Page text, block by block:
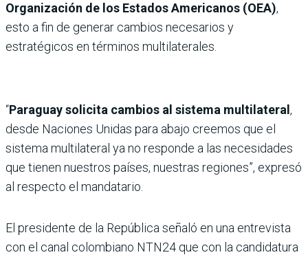
Organización de los Estados Americanos (OEA),
esto a fin de generar cambios necesarios y
estratégicos en términos multilaterales.
“Paraguay solicita cambios al sistema multilateral ,
desde Naciones Unidas para abajo creemos que el
sistema multilateral ya no responde a las necesidades
que tienen nuestros países, nuestras regiones”, expresó
al respecto el mandatario.
El presidente de la República señaló en una entrevista
con el canal colombiano NTN24 que con la candidatura